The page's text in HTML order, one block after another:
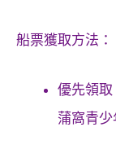
船票獲取方法：
優先領取
蒲窩青